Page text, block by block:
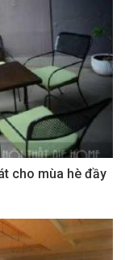
cho mùa hè đầy